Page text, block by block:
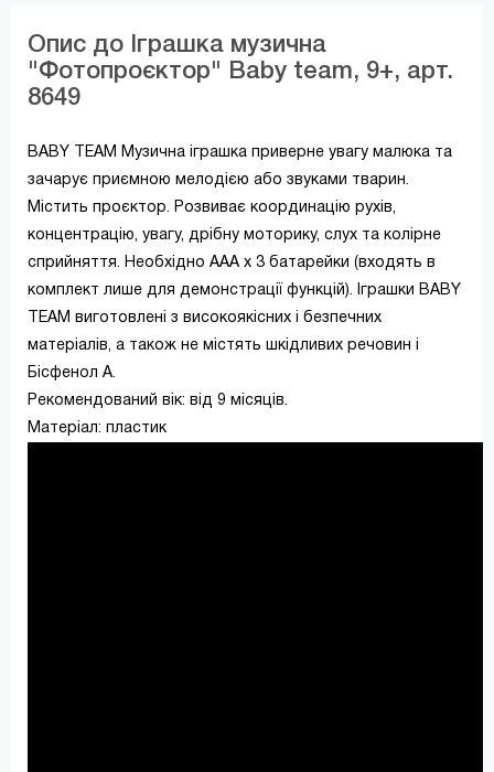
Опис до Іграшка музична
"Фотопроєктор" Baby team, 9+, арт.
8649
BABY TEAM Музична іграшка приверне увагу малюка та
зачарує приємною мелодією або звуками тварин.
Містить проєктор. Розвиває координацію рухів,
концентрацію, увагу, дрібну моторику, слух та колірне
сприйняття. Необхідно ААА х 3 батарейки (входять в
комплект лише для демонстрації функцій). Іграшки BABY
TEAM виготовлені з високоякісних і безпечних
матеріалів, а також не містять шкідливих речовин і
Бісфенол А.
Рекомендований вік: від 9 місяців.
Матеріал: пластик